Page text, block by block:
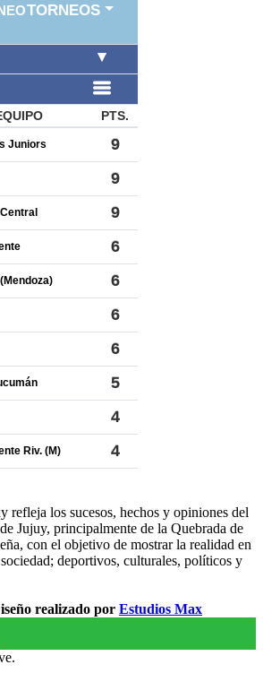
refleja los sucesos, hechos y opiniones del
Jujuy, principalmente de la Quebrada de
con el objetivo de mostrar la realidad en
deportivos, culturales, políticos y
realizado por Estudios Max